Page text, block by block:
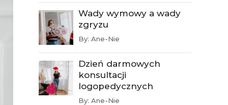
Wady wymowy a wady
zgryzu
By: Ane-Nie
Dzień darmowych
konsultacji
logopedycznych
By: Ane-Nie